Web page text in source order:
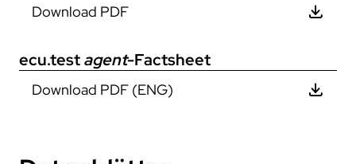
Download PDF
ecu.testagent-Factsheet
Download PDF (ENG)